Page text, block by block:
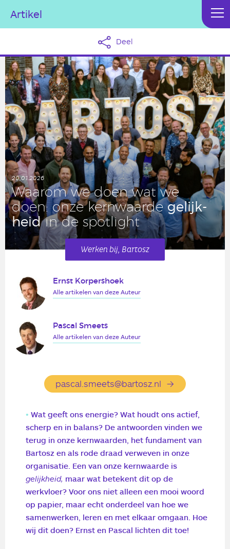
Artikel
Deel
Waarom we doen wat we
doen: onze kern­waar­dege­lijk­
heidin de spot­light
20.01.2026
Werken bij, Bartosz
Wat geeft ons energie? Wat houdt ons actief,
scherp en in balans? De antwoorden vinden we
terug in onze kernwaarden, het fundament van
Bartosz en als rode draad verweven in onze
organisatie. Een van onze kernwaarde is
gelijkheid, maar wat betekent dit op de
werkvloer? Voor ons niet alleen een mooi woord
op papier, maar echt onderdeel van hoe we
samenwerken, leren en met elkaar omgaan. Hoe
wij dit doen? Ernst en Pascal lichten dit toe!
Ernst Korpershoek
Alle artikelen van deze Auteur
Pascal Smeets
Alle artikelen van deze Auteur
pascal.smeets@bartosz.nl